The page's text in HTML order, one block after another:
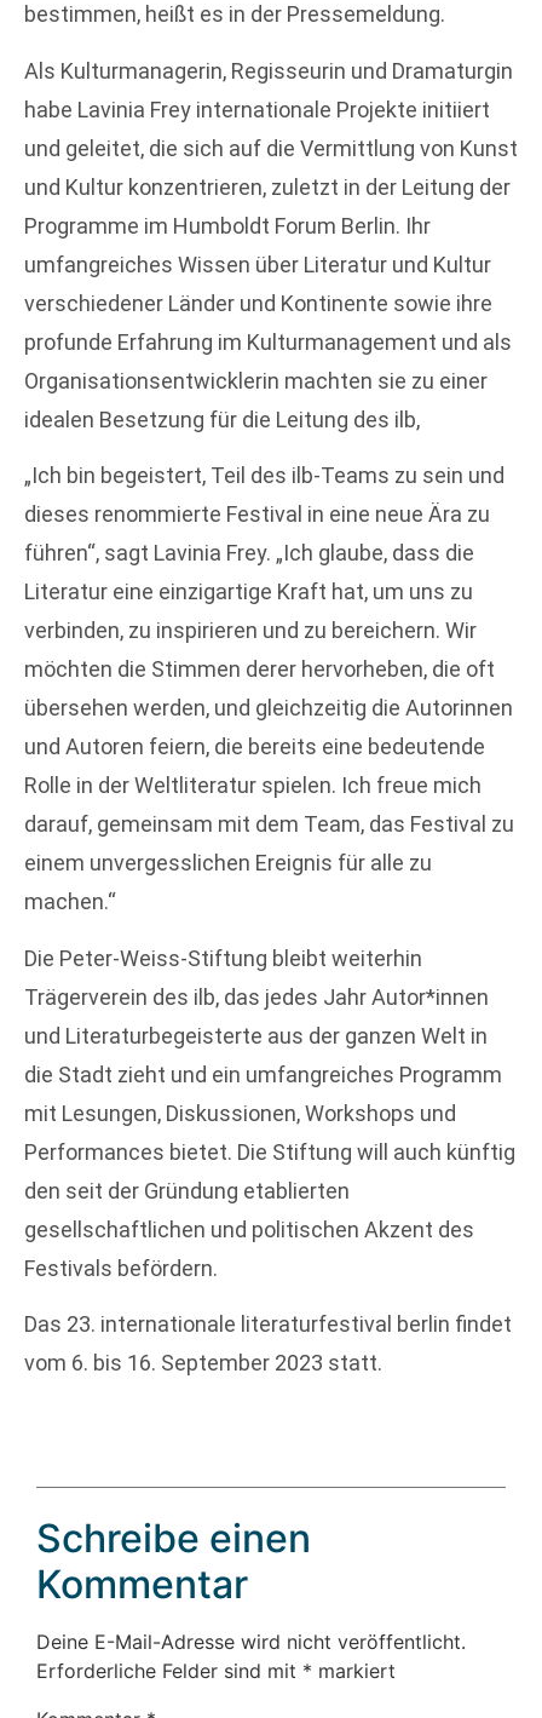
bestimmen, heißt es in der Pressemeldung.
Als Kulturmanagerin, Regisseurin und Dramaturgin
habe Lavinia Frey internationale Projekte initiiert
und geleitet, die sich auf die Vermittlung von Kunst
und Kultur konzentrieren, zuletzt in der Leitung der
Programme im Humboldt Forum Berlin. Ihr
umfangreiches Wissen über Literatur und Kultur
verschiedener Länder und Kontinente sowie ihre
profunde Erfahrung im Kulturmanagement und als
Organisationsentwicklerin machten sie zu einer
idealen Besetzung für die Leitung des ilb,
„Ich bin begeistert, Teil des ilb-Teams zu sein und
dieses renommierte Festival in eine neue Ära zu
führen“, sagt Lavinia Frey. „Ich glaube, dass die
Literatur eine einzigartige Kraft hat, um uns zu
verbinden, zu inspirieren und zu bereichern. Wir
möchten die Stimmen derer hervorheben, die oft
übersehen werden, und gleichzeitig die Autorinnen
und Autoren feiern, die bereits eine bedeutende
Rolle in der Weltliteratur spielen. Ich freue mich
darauf, gemeinsam mit dem Team, das Festival zu
einem unvergesslichen Ereignis für alle zu
machen.“
Die Peter-Weiss-Stiftung bleibt weiterhin
Trägerverein des ilb, das jedes Jahr Autor*innen
und Literaturbegeisterte aus der ganzen Welt in
die Stadt zieht und ein umfangreiches Programm
mit Lesungen, Diskussionen, Workshops und
Performances bietet. Die Stiftung will auch künftig
den seit der Gründung etablierten
gesellschaftlichen und politischen Akzent des
Festivals befördern.
Das 23. internationale literaturfestival berlin findet
vom 6. bis 16. September 2023 statt.
Schreibe einen
Kommentar
Deine E-Mail-Adresse wird nicht veröffentlicht.
Erforderliche Felder sind mit * markiert